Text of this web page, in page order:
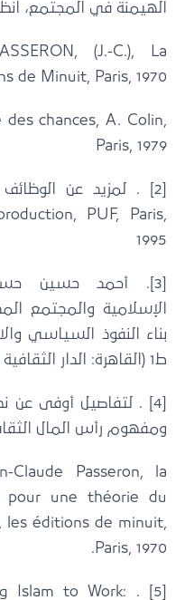
الهيمنة في المجتمع،
(J.-C.), La
de Minuit, Paris, 1970.
des chances, A. Colin,
Paris, 1979
[2] . لمزيد عن الوظائف
PUF, Paris,
1995
[3]. أحمد حسين
الإسلامية والمجتمع
بناء النفوذ السياسي
ط1 (القاهرة: الدار الثقافية للنشر، 2000).
[4] . لتفاصيل أوفى عن
ومفهوم رأس المال
Claude Passeron, la
pour une théorie du
les éditions de minuit,
Paris, 1970.
Islam to Work: